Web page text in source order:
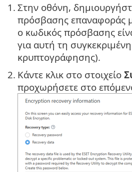
1. Στην οθόνη,
πρόσβασης επαναφοράς
ο κωδικός πρόσβασης
για αυτή τη
κρυπτογράφησης).
2. Κάντε κλικ στο στοιχείο
προχωρήσετε στο